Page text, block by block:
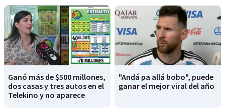
Ganó más de $500 millones,
dos casas y tres autos en el
Telekino y no aparece
"Andá pa allá bobo", puede
ganar el mejor viral del año